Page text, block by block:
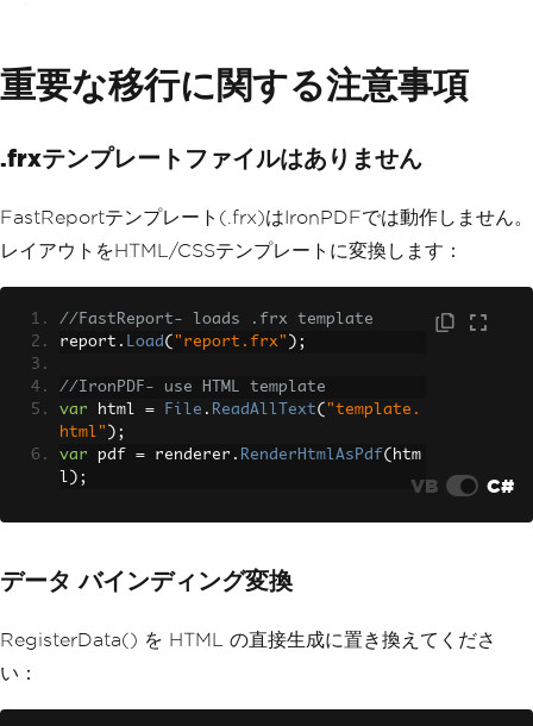
te))
t, fs);
}
重要な移行に関する注意事項
.frxテンプレートファイルはありません
FastReportテンプレート(.frx)はIronPDFでは動作しません。
レイアウトをHTML/CSSテンプレートに変換します：
//FastReport- loads .frx template
report . Load ( "report.frx" );
//IronPDF- use HTML template
var html = File . ReadAllText( "template.
html" );
var pdf = renderer . RenderHtmlAsPdf( htm
l ); VB C#
データ バインディング変換
RegisterData() を HTML の直接生成に置き換えてくださ
い：